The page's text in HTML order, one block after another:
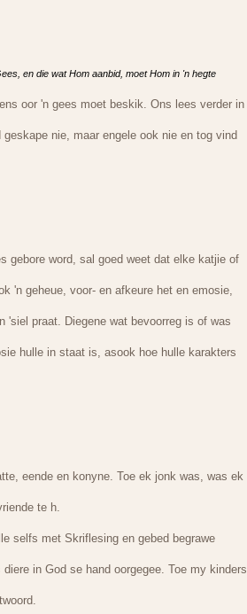
en die wat Hom aanbid, moet Hom in 'n hegte
oor 'n gees moet beskik. Ons lees verder in
nie, maar engele ook nie en tog vind
gebore word, sal goed weet dat elke katjie of
'n geheue, voor- en afkeure het en emosie,
'siel praat. Diegene wat bevoorreg is of was
hulle in staat is, asook hoe hulle karakters
eende en konyne. Toe ek jonk was, was ek
te h.
selfs met Skriflesing en gebed begrawe
in God se hand oorgegee. Toe my kinders